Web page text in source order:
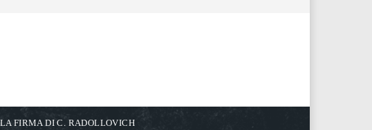
LA FIRMA DI C. RADOLLOVICH